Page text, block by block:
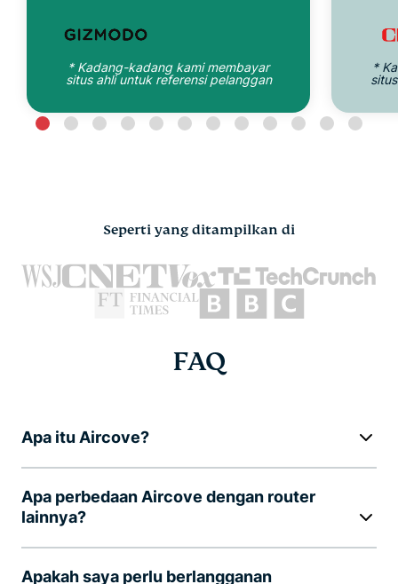
* Kadang-kadang kami membayar
situs ahli untuk referensi pelanggan
*
Seperti yang ditampilkan di
FAQ
Apa itu Aircove?
Apa perbedaan Aircove dengan router
lainnya?
Apakah saya perlu berlangganan